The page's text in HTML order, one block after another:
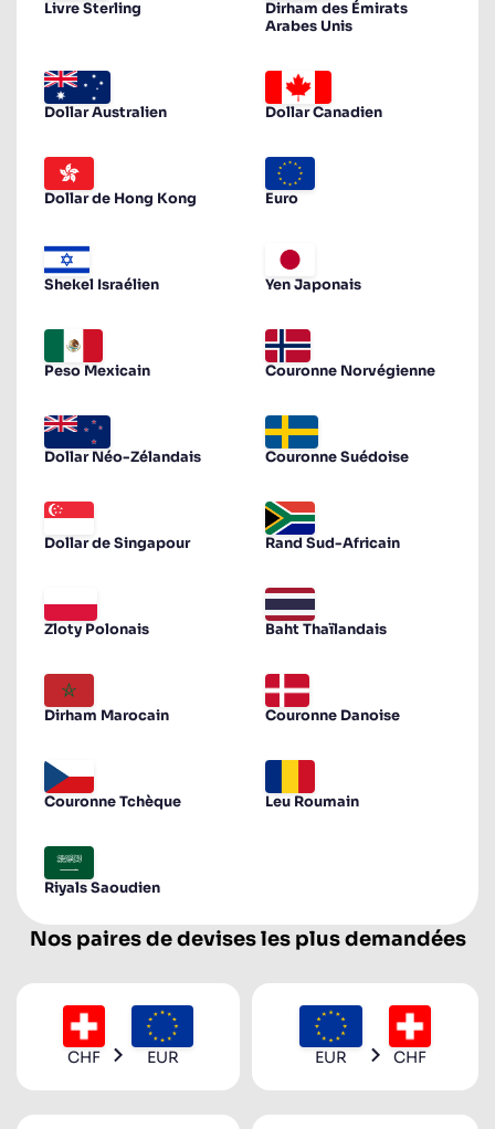
Livre Sterling
Dirham des Émirats
Arabes Unis
Dollar Australien Dollar Canadien
Dollar de Hong Kong Euro
Shekel Israélien Yen Japonais
Peso Mexicain Couronne Norvégienne
Dollar Néo-Zélandais Couronne Suédoise
Dollar de Singapour Rand Sud-Africain
Zloty Polonais Baht Thaïlandais
Dirham Marocain Couronne Danoise
Couronne Tchèque Leu Roumain
Riyals Saoudien
Nos paires de devises les plus demandées
CHF EUR EUR CHF